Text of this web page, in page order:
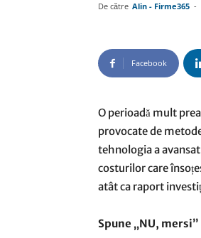
De către Alin - Firme365 -
Facebook
O perioadă mult
provocate de
tehnologia a
costurilor care
atât ca raport
Spune „NU,